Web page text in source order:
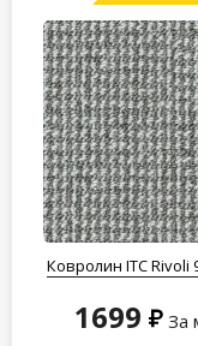
Ковролин ITC Rivoli
1699 За